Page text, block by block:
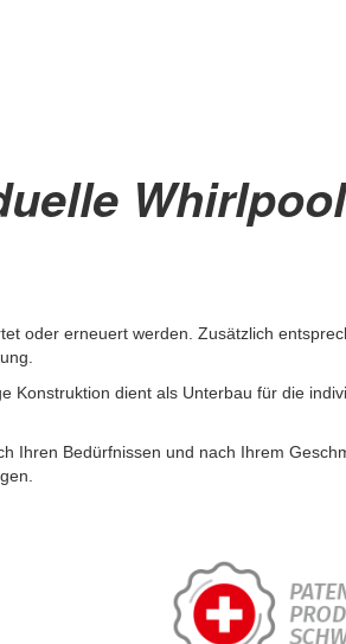
oder erneuert werden. Zusätzlich
Konstruktion dient als Unterbau für die
Ihren Bedürfnissen und nach Ihrem